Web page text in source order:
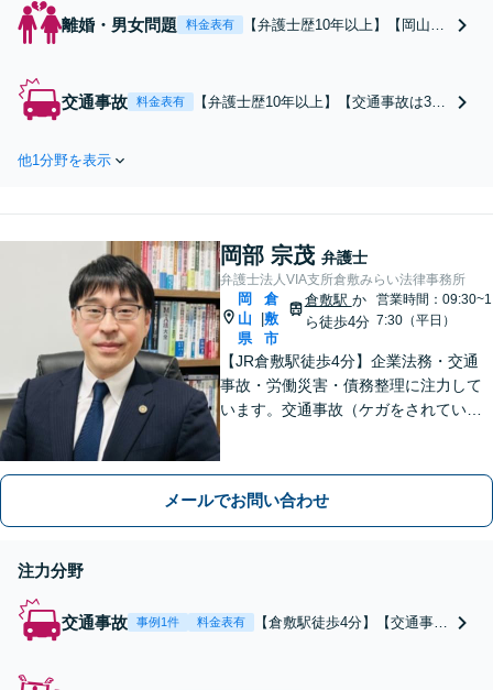
離婚・男女問題 料金表有
【弁護士歴10年以上】【岡山県
ください！豊富な経験から解決
交通事故 料金表有
【弁護士歴10年以上】【交通事故は3回
へ【岡山県全域、広島県東部等に対
他1分野を表示
岡部 宗茂 弁護士
弁護士法人VIA支所倉敷みらい法律事務所
岡
山
県
倉
敷
市
倉敷駅 か
ら徒歩4分
営業時間：09:30~1
7:30（平日）
【JR倉敷駅徒歩4分】企業法務・交通
事故・労働災害・債務整理に注力して
います。交通事故（ケガをされている
ご紹介がある場合の事業者相談は初回
無料です。
メールでお問い合わせ
注力分野
交通事故 事例1件 料金表有
【倉敷駅徒歩4分】【交通事故